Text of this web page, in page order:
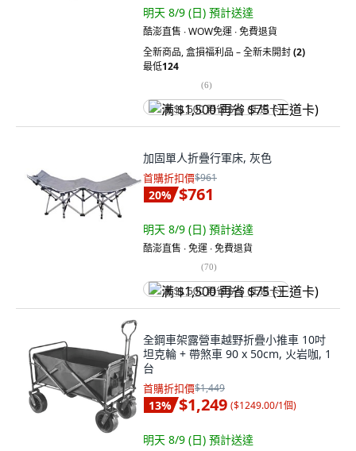
明天 8/9 (日) 預計送達
酷澎直售 ∙ WOW免運 ∙ 免費退貨
全新商品,盒損福利品 – 全新未開封(2)
最低124
(6)
满 $1,500 再省 $75 (王道卡)
加固單人折疊行軍床, 灰色
首購折扣價$961
20% $761
明天 8/9 (日) 預計送達
酷澎直售 ∙ 免運 ∙ 免費退貨
(70)
满 $1,500 再省 $75 (王道卡)
全鋼車架露營車越野折疊小推車 10吋
坦克輪 + 帶煞車 90 x 50cm, 火岩咖, 1
台
首購折扣價$1,449
13% $1,249 ($1249.00/1個)
明天 8/9 (日) 預計送達